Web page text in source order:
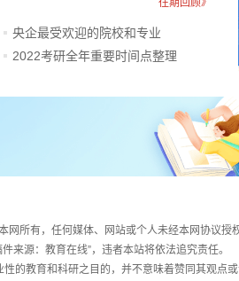
往期回顾》
央企最受欢迎的院校和专业
2022考研全年重要时间点整理
所有，任何媒体、网站或个人未经本网协议授
来源：教育在线”，违者本站将依法追究责任。
的教育和科研之目的，并不意味着赞同其观点